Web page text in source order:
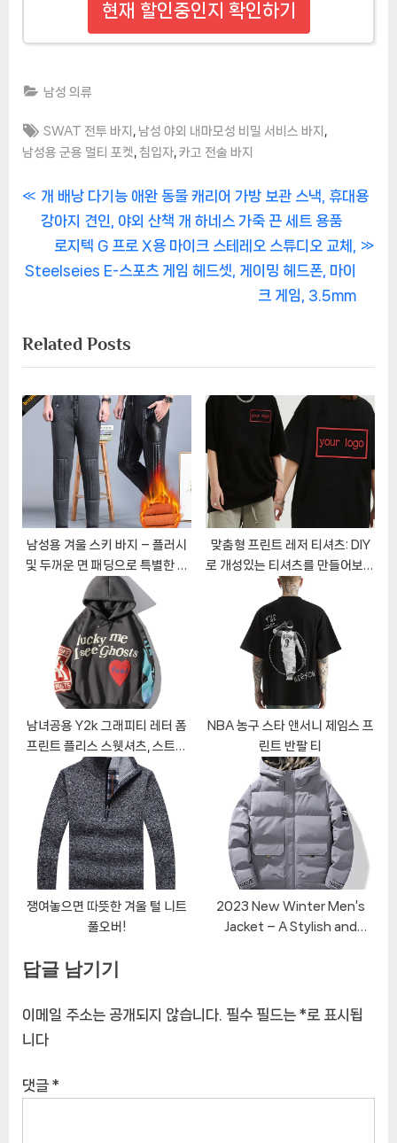
현재 할인중인지 확인하기
남성 의류
Tags:
SWAT 전투 바지 남성 야외 내마모성 비밀 서비스 바지
남성용 군용 멀티 포켓 침입자 카고 전술 바지
글
색
P
r
v
u
s
P
o
개 배낭 다기능 애완 동물 캐리어 가방 보관 스낵, 휴대용
강아지 견인, 야외 산책 개 하네스 가죽 끈 세트 용품
N
e
P
o
s
t
로지텍 G 프로 X용 마이크 스테레오 스튜디오 교체,
Steelseies E-스포츠 게임 헤드셋, 게이밍 헤드폰, 마이
크 게임, 3.5mm
Related Posts
남성용 겨울 스키 바지 – 플러시
및 두꺼운 면 패딩으로 특별한 보
온성을 제공하는 한국 패션 아이
템
맞춤형 프린트 레저 티셔츠: DIY
로 개성있는 티셔츠를 만들어보세
요!
남녀공용 Y2k 그래피티 레터 폼
프린트 플리스 스웻셔츠, 스트리
트웨어 풀오버, 헐렁한 후드, 오버
사이즈 후드
NBA 농구 스타 앤서니 제임스 프
린트 반팔 티
쟁여놓으면 따뜻한 겨울 털 니트
풀오버!
2023 New Winter Men’s
Jacket – A Stylish and
답글 남기기
이메일 주소는 공개되지 않습니다. 필수 필드는 *로 표시됩
니다
댓글 *